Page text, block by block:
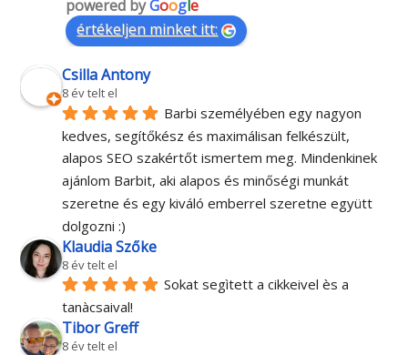
powered byGoogle
értékeljen minket itt:
Csilla Antony
8 év telt el
Barbi személyében egy nagyon
kedves, segítőkész és maximálisan felkészült,
alapos SEO szakértőt ismertem meg. Mindenkinek
ajánlom Barbit, aki alapos és minőségi munkát
szeretne és egy kiváló emberrel szeretne együtt
dolgozni :)
Klaudia Szőke
8 év telt el
Sokat segìtett a cikkeivel ès a
tanàcsaival!
Tibor Greff
8 év telt el